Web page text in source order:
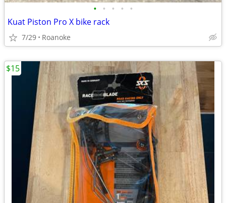
• • • • •
Kuat Piston Pro X bike rack
7/29 Roanoke
$15